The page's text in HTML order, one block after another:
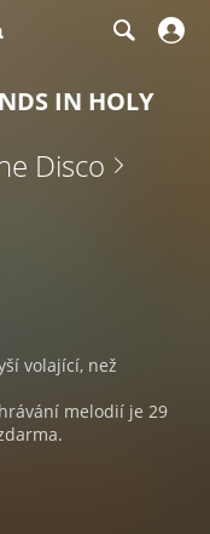
IN HOLY
Disco
volající, než
melodií je 29